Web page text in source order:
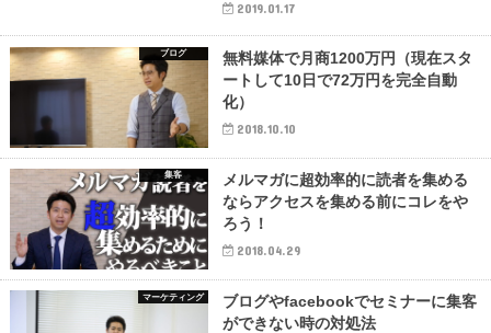
2019.01.17
ブログ
無料媒体で月商1200万円（現在スタ
ートして10日で72万円を完全自動
化）
2018.10.10
集客
メルマガに超効率的に読者を集める
ならアクセスを集める前にコレをや
ろう！
2018.04.29
マーケティング
ブログやfacebookでセミナーに集客
ができない時の対処法